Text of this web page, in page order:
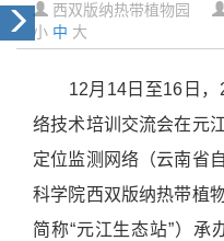
西双版纳热带植物园
小 中 大
12月14日至16日，
络技术培训交流会在元
定位监测网络（云南省
科学院西双版纳热带植
简称“元江生态站”）承